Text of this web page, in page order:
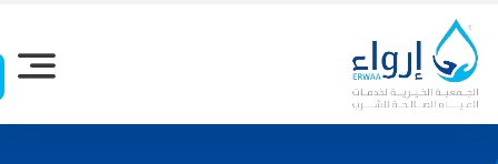
Skip
content